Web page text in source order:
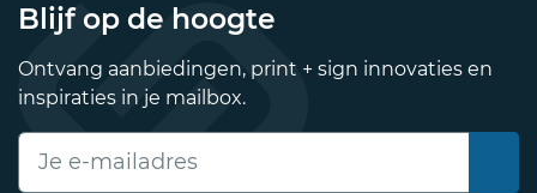
Blijf op de hoogte
Ontvang aanbiedingen, print + sign innovaties en
inspiraties in je mailbox.
E-mailadres